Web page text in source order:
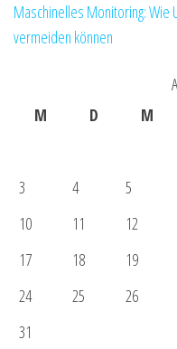
Maschinelles Monitoring:
vermeiden können
M
D M
3
4 5
10
11 12
17
18 19
24
25 26
31